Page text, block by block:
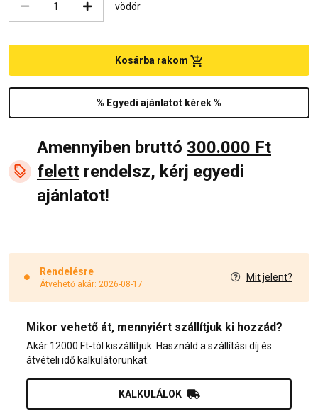
vödör
% Egyedi ajánlatot kérek %
Kosárba rakom
Amennyiben bruttó 300.000 Ft
felett rendelsz, kérj egyedi
ajánlatot!
Rendelésre
Átvehető akár: 2026-08-17
Mit jelent?
Mikor vehető át, mennyiért szállítjuk ki hozzád?
Akár 12000 Ft-tól kiszállítjuk. Használd a szállítási díj és
átvételi idő kalkulátorunkat.
KALKULÁLOK